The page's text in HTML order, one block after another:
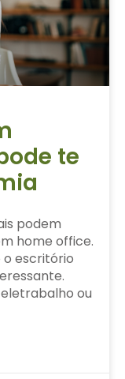
te
podem
home office.
o escritório
ou